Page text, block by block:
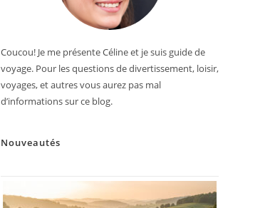
Coucou! Je me présente Céline et je suis guide de
voyage. Pour les questions de divertissement, loisir,
voyages, et autres vous aurez pas mal
d’informations sur ce blog.
Nouveautés